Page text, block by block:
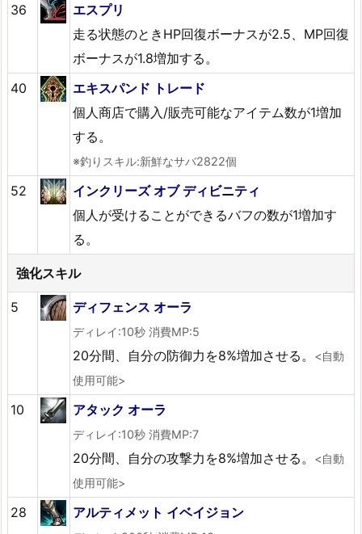
36
エスプリ
走る状態のときHP回復ボーナスが2.5、MP回復
ボーナスが1.8増加する。
40
エキスパンド トレード
個人商店で購入/販売可能なアイテム数が1増加
する。
※釣りスキル:新鮮なサバ2822個
52
インクリーズ オブ ディビニティ
個人が受けることができるバフの数が1増加す
る。
強化スキル
5 ディフェンス オーラ
ディレイ:10秒 消費MP:5
20分間、自分の防御力を8%増加させる。
<自動
使用可能>
10 アタック オーラ
ディレイ:10秒 消費MP:7
20分間、自分の攻撃力を8%増加させる。
<自動
使用可能>
28 アルティメット イベイジョン